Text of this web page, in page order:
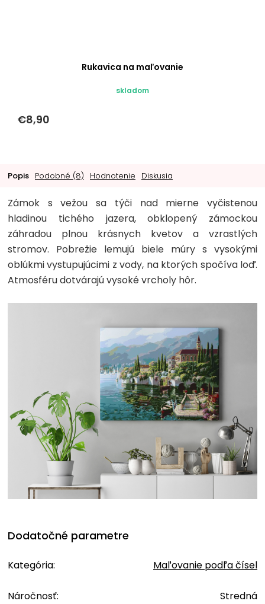
Rukavica na maľovanie
skladom
€8,90
Popis Podobné (8) Hodnotenie Diskusia
Zámok s vežou sa týči nad mierne vyčistenou
hladinou tichého jazera, obklopený zámockou
záhradou plnou krásnych kvetov a vzrastlých
stromov. Pobrežie lemujú biele múry s vysokými
oblúkmi vystupujúcimi z vody, na ktorých spočíva loď.
Atmosféru dotvárajú vysoké vrcholy hôr.
Dodatočné parametre
Kategória: Maľovanie podľa čísel
Náročnosť: Stredná